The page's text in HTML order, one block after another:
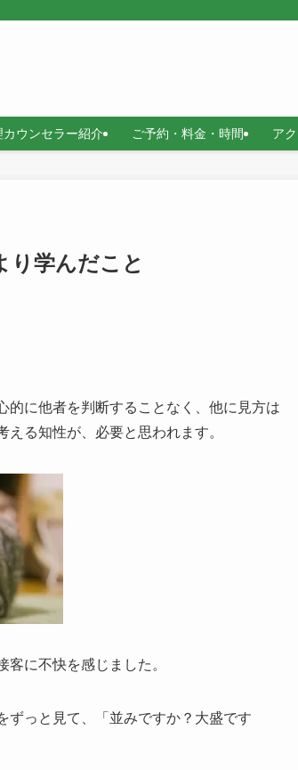
カウンセラー紹介 ご予約・料金・時間 ア
り学んだこと
的に他者を判断することなく、他に見方は
る知性が、必要と思われます。
に不快を感じました。
ずっと見て、「並みですか？大盛です